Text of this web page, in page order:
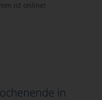
ist online!
in